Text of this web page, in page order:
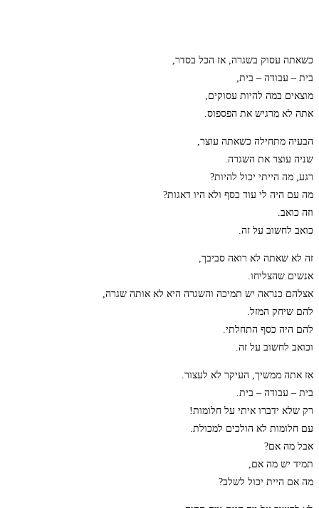
כשאתה עסוק בשגרה, אז הכל בסדר,
בית – עבודה – בית,
מוצאים במה להיות עסוקים,
אתה לא מרגיש את הפספוס.
הבעיה מתחילה כשאתה עוצר,
שניה עוצר את השגרה.
רגע, מה הייתי יכול להיות?
מה עם היה לי עוד כסף ולא היו דאגות?
וזה כואב.
כואב לחשוב על זה.
זה לא שאתה לא רואה סביבך,
אנשים שהצליחו.
אצלהם כנראה יש תמיכה והשגרה היא לא אותה שגרה,
להם שיחק המזל.
להם היה כסף התחלתי.
וכואב לחשוב על זה.
אז אתה ממשיך, העיקר לא לעצור.
בית – עבודה – בית.
רק שלא ידברו איתי על חלומות!
עם חלומות לא הולכים למכולת.
אבל מה אם?
תמיד יש מה אם,
מה אם היית יכול לשלב?